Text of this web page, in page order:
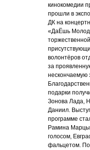
кинокомедии
прошли в
ДК на
«ДаЁшь
волонтёров
за
нескончаемую
подарки
Зонова Лада,
Даниил.
программе
Рамина
голосом,
фальцетом.